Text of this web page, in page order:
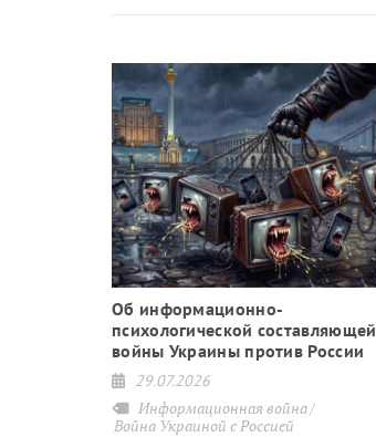
Об информационно-
психологической составляющей
войны Украины против России
29.07.2026
Информационная война
Война Украиной с Россией